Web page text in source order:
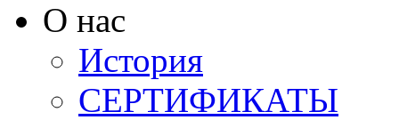
О нас
История
СЕРТИФИКАТЫ